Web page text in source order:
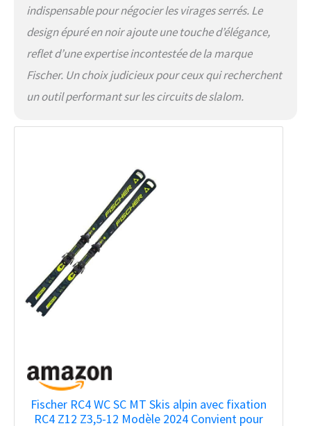
indispensable pour négocier les virages serrés. Le
design épuré en noir ajoute une touche d’élégance,
reflet d’une expertise incontestée de la marque
Fischer. Un choix judicieux pour ceux qui recherchent
un outil performant sur les circuits de slalom.
Fischer RC4 WC SC MT Skis alpin avec fixation
RC4 Z12 Z3,5-12 Modèle 2024 Convient pour